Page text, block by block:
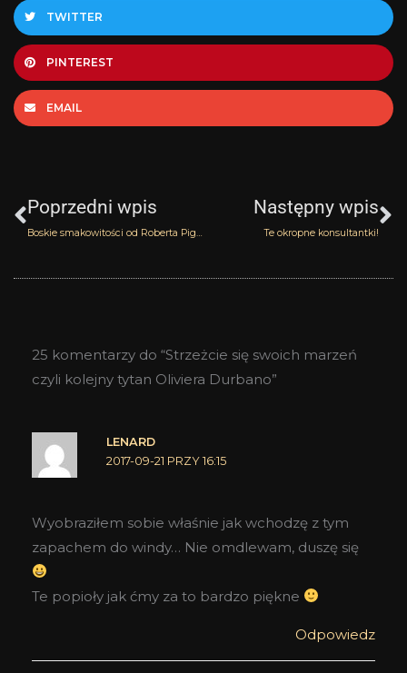
TWITTER
PINTEREST
EMAIL
Poprzedni wpis
Boskie smakowitości od Roberta Pigueta
Następny wpis
Te okropne konsultantki!
25 komentarzy do “Strzeżcie się swoich marzeń
czyli kolejny tytan Oliviera Durbano”
LENARD
2017-09-21 PRZY 16:15
Wyobraziłem sobie właśnie jak wchodzę z tym
zapachem do windy… Nie omdlewam, duszę się
Te popioły jak ćmy za to bardzo piękne
Odpowiedz